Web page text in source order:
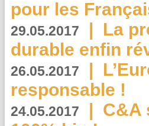
pour les
29.05.2017 | La
durable enfin
26.05.2017 |
responsable !
24.05.2017 | C&A